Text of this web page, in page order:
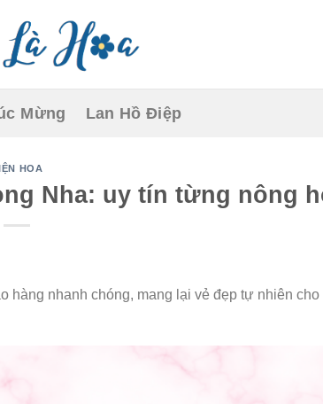
Mừng Lan Hồ Điệp
HOA
Nha: uy tín từng nông
nhanh chóng, mang lại vẻ đẹp tự nhiên cho